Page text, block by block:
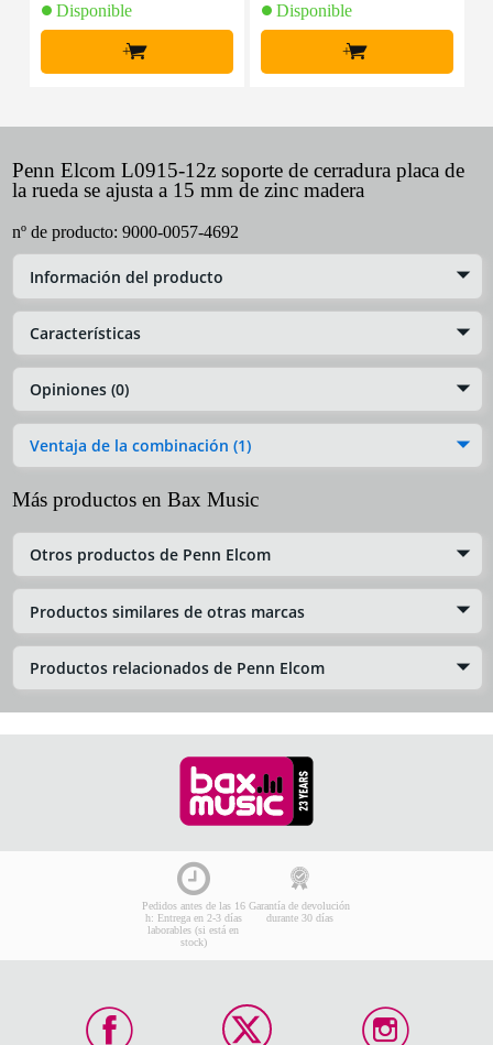
Disponible
+
Disponible
+
Penn Elcom L0915-12z soporte de cerradura placa de
la rueda se ajusta a 15 mm de zinc madera
nº de producto: 9000-0057-4692
Información del producto
Características
Opiniones (0)
Ventaja de la combinación (1)
Más productos en Bax Music
Otros productos de Penn Elcom
Productos similares de otras marcas
Productos relacionados de Penn Elcom
Pedidos antes de las 16
h: Entrega en 2-3 días
laborables (si está en
stock)
Garantía de devolución
durante 30 días